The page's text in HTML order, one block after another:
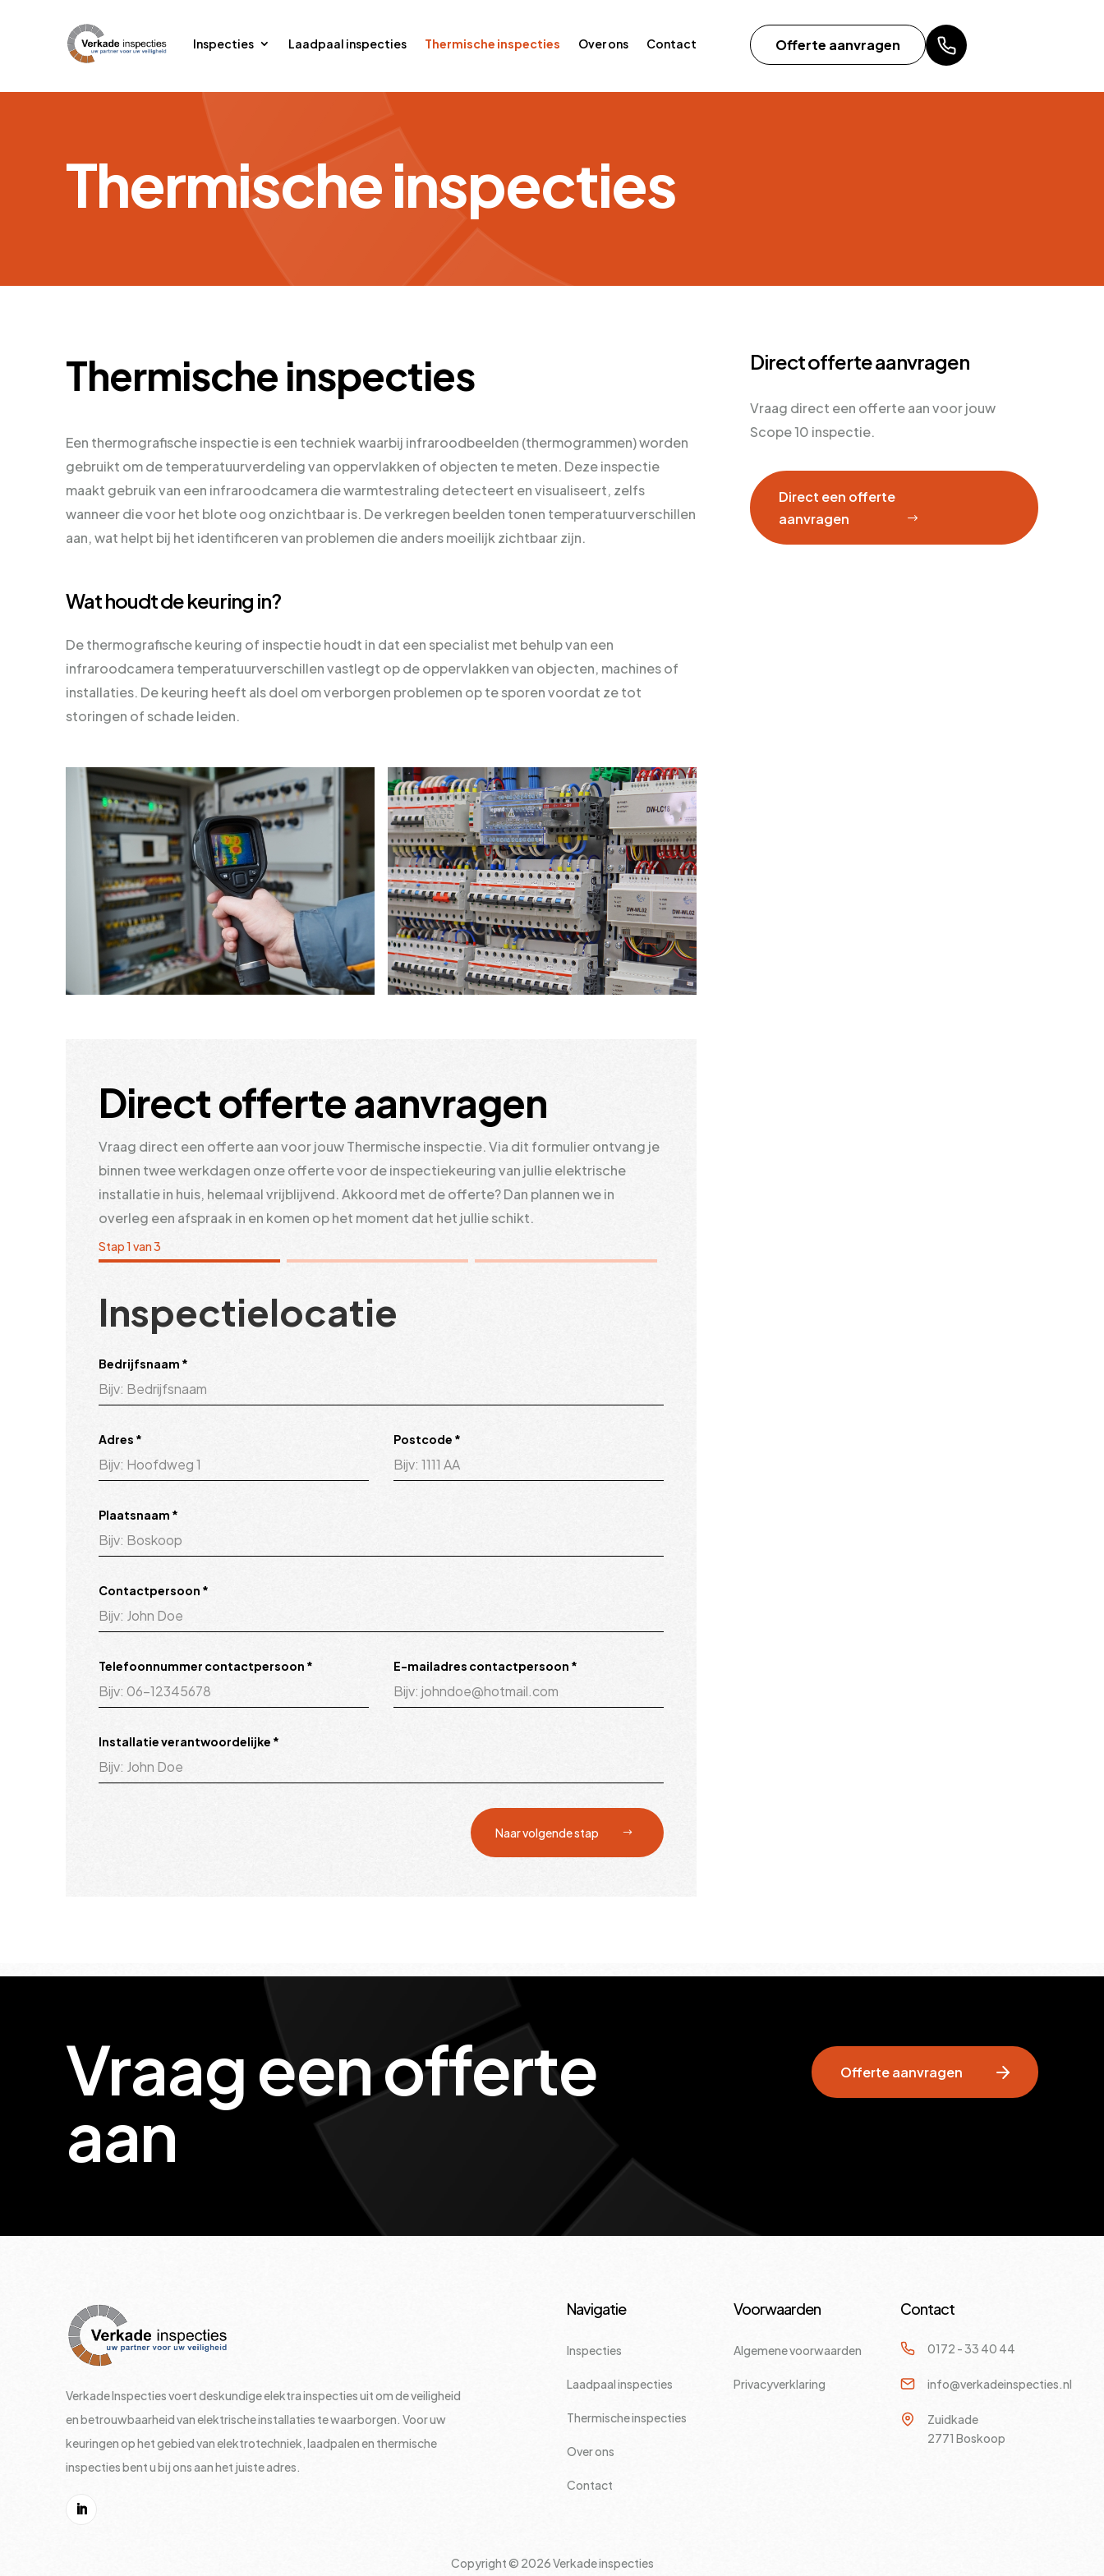
Inspecties Laadpaal inspecties Thermische inspecties Over ons Contact Offerte aanvragen
Thermische inspecties
Thermische inspecties
Een thermografische inspectie is een techniek waarbij infraroodbeelden (thermogrammen) worden
gebruikt om de temperatuurverdeling van oppervlakken of objecten te meten. Deze inspectie
maakt gebruik van een infraroodcamera die warmtestraling detecteert en visualiseert, zelfs
wanneer die voor het blote oog onzichtbaar is. De verkregen beelden tonen temperatuurverschillen
aan, wat helpt bij het identificeren van problemen die anders moeilijk zichtbaar zijn.
Wat houdt de keuring in?
De thermografische keuring of inspectie houdt in dat een specialist met behulp van een
infraroodcamera temperatuurverschillen vastlegt op de oppervlakken van objecten, machines of
installaties. De keuring heeft als doel om verborgen problemen op te sporen voordat ze tot
storingen of schade leiden.
Direct offerte aanvragen
Vraag direct een offerte aan voor jouw
Scope 10 inspectie.
Direct een offerte
aanvragen
Direct offerte aanvragen
Vraag direct een offerte aan voor jouw Thermische inspectie. Via dit formulier ontvang je
binnen twee werkdagen onze offerte voor de inspectiekeuring van jullie elektrische
installatie in huis, helemaal vrijblijvend. Akkoord met de offerte? Dan plannen we in
overleg een afspraak in en komen op het moment dat het jullie schikt.
Stap 1 van 3
Inspectielocatie
Bedrijfsnaam *
Adres * Postcode *
Plaatsnaam *
Contactpersoon *
Telefoonnummer contactpersoon * E-mailadres contactpersoon *
Installatie verantwoordelijke *
Naar volgende stap
Vraag een offerte
aan
Offerte aanvragen
Verkade Inspecties voert deskundige elektra inspecties uit om de veiligheid
en betrouwbaarheid van elektrische installaties te waarborgen. Voor uw
keuringen op het gebied van elektrotechniek, laadpalen en thermische
inspecties bent u bij ons aan het juiste adres.
Navigatie
Inspecties
Laadpaal inspecties
Thermische inspecties
Over ons
Contact
Voorwaarden
Algemene voorwaarden
Privacyverklaring
Contact
0172 - 33 40 44
info@verkadeinspecties.nl
Zuidkade
2771 Boskoop
Copyright © 2026 Verkade inspecties